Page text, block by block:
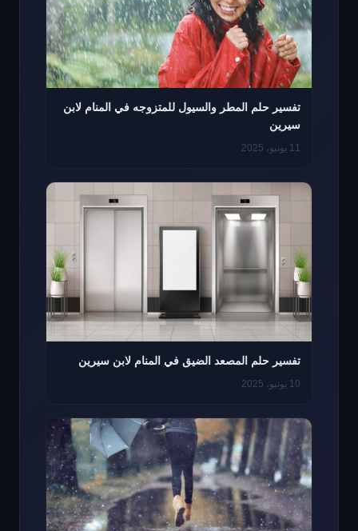
تفسير حلم المطر والسيول للمتزوجه في المنام لابن
سيرين
11 يونيو، 2025
تفسير حلم المصعد الضيق في المنام لابن سيرين
10 يونيو، 2025